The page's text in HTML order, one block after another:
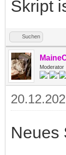
Skript
Suchen
Moderator
Neues